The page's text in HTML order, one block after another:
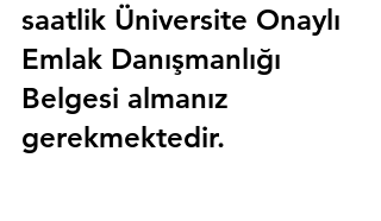
saatlik Üniversite Onaylı
Emlak Danışmanlığı
Belgesi almanız
gerekmektedir.